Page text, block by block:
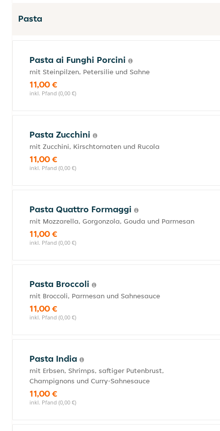
Pasta
Pasta ai Funghi Porcini
mit Steinpilzen, Petersilie und Sahne
11,00 €
inkl. Pfand (0,00 €)
Pasta Zucchini
mit Zucchini, Kirschtomaten und Rucola
11,00 €
inkl. Pfand (0,00 €)
Pasta Quattro Formaggi
mit Mozzarella, Gorgonzola, Gouda und Parmesan
11,00 €
inkl. Pfand (0,00 €)
Pasta Broccoli
mit Broccoli, Parmesan und Sahnesauce
11,00 €
inkl. Pfand (0,00 €)
Pasta India
mit Erbsen, Shrimps, saftiger Putenbrust,
Champignons und Curry-Sahnesauce
11,00 €
inkl. Pfand (0,00 €)